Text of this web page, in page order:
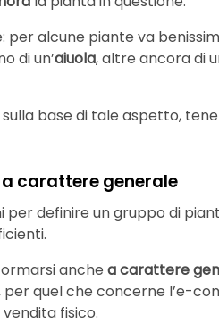
per alcune piante va
di un’aiuola, altre ancora di
base di tale aspetto,
carattere generale
per definire un gruppo di
anche a carattere
quel che concerne l’e-
fisico.